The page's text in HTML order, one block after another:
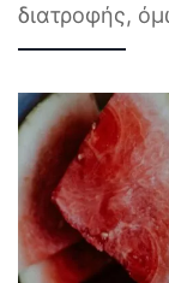
διατροφής,